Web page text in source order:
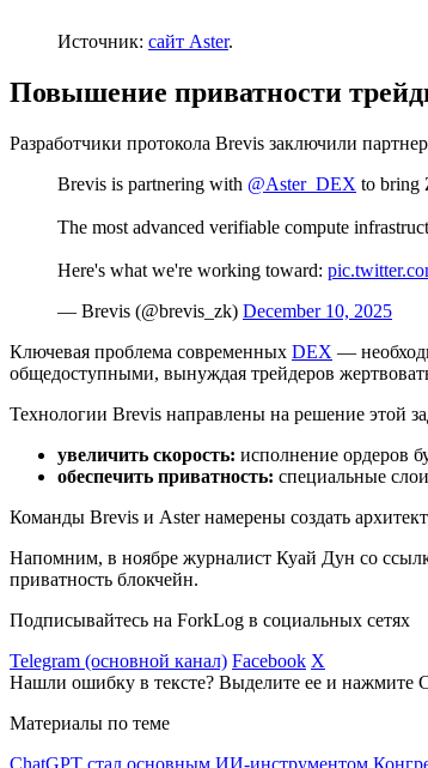
Источник: сайт Aster.
Повышение приватности
Разработчики протокола Brevis заключили
Brevis is partnering with @Aster_DEX to bring
The most advanced verifiable compute
Here's what we're working toward:
— Brevis (@brevis_zk) December 10, 2025
Ключевая проблема современных DEX —
общедоступными, вынуждая трейдеров
Технологии Brevis направлены на решение этой
увеличить скорость: исполнение ордеров
обеспечить приватность: специальные
Команды Brevis и Aster намерены создать
Напомним, в ноябре журналист Куай Дун со
приватность блокчейн.
Подписывайтесь на ForkLog в социальных сетях
Telegram (основной канал) Facebook X
Нашли ошибку в тексте? Выделите ее и нажмите
Материалы по теме
ChatGPT стал основным ИИ-инструментом